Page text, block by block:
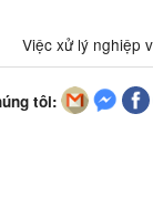
Việc xử lý nghiệp
tôi: